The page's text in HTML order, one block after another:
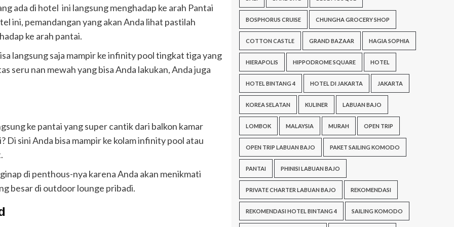
ada di hotel ini langsung menghadap ke arah Pantai
ini, pemandangan yang akan Anda lihat pastilah
ke arah pantai.
langsung saja mampir ke infinity pool tingkat tiga yang
seru nan mewah yang bisa Anda lakukan, Anda juga
ke pantai yang super cantik dari balkon kamar
Di sini Anda bisa mampir ke kolam infinity pool atau
di penthous-nya karena Anda akan menikmati
besar di outdoor lounge pribadi.
BOSPHORUS CRUISE CHUNGHA GROCERY SHOP
COTTON CASTLE GRAND BAZAAR HAGIA SOPHIA
HIERAPOLIS HIPPODROME SQUARE HOTEL
HOTEL BINTANG 4 HOTEL DI JAKARTA JAKARTA
KOREA SELATAN KULINER LABUAN BAJO
LOMBOK MALAYSIA MURAH OPEN TRIP
OPEN TRIP LABUAN BAJO PAKET SAILING KOMODO
PANTAI PHINISI LABUAN BAJO
PRIVATE CHARTER LABUAN BAJO REKOMENDASI
REKOMENDASI HOTEL BINTANG 4 SAILING KOMODO